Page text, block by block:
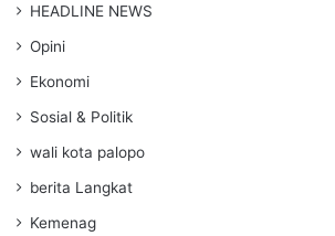
HEADLINE NEWS
Opini
Ekonomi
Sosial & Politik
wali kota palopo
berita Langkat
Kemenag